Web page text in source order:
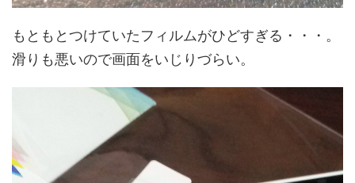
もともとつけていたフィルムがひどすぎる・・・。
滑りも悪いので画面をいじりづらい。